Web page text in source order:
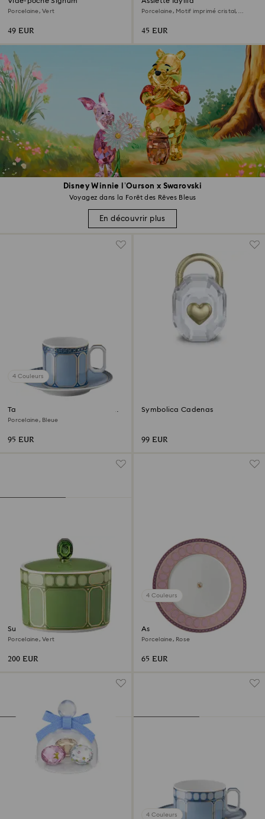
Disney Winnie l’Ourson x Swarovski
Voyagez dans la Forêt des Rêves Bleus
En découvrir plus
Porcelaine, Vert
49 EUR
Porcelaine, Motif imprimé cristal,
45 EUR
4 Couleurs
Tasse à espresso avec soucoupe
Signum
Porcelaine, Bleue
95 EUR
Symbolica Cadenas
99 EUR
Sucrier Signum
Porcelaine, Vert
200 EUR
4 Couleurs
Assiette plate Signum
Porcelaine, Rose
65 EUR
4 Couleurs